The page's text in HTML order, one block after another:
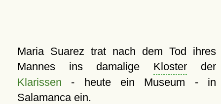
Maria Suarez trat nach dem Tod ihres
Mannes ins damalige Kloster der
Klarissen - heute ein Museum - in
Salamanca ein.